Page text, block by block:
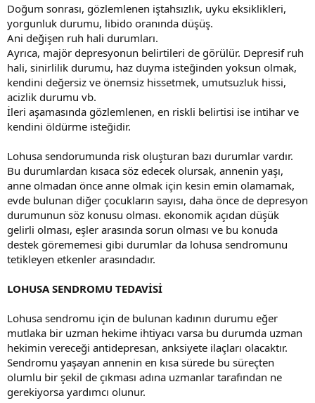
Doğum sonrası, gözlemlenen iştahsızlık, uyku eksiklikleri,
yorgunluk durumu, libido oranında düşüş.
Ani değişen ruh hali durumları.
Ayrıca, majör depresyonun belirtileri de görülür. Depresif ruh
hali, sinirlilik durumu, haz duyma isteğinden yoksun olmak,
kendini değersiz ve önemsiz hissetmek, umutsuzluk hissi,
acizlik durumu vb.
İleri aşamasında gözlemlenen, en riskli belirtisi ise intihar ve
kendini öldürme isteğidir.
Lohusa sendorumunda risk oluşturan bazı durumlar vardır.
Bu durumlardan kısaca söz edecek olursak, annenin yaşı,
anne olmadan önce anne olmak için kesin emin olamamak,
evde bulunan diğer çocukların sayısı, daha önce de depresyon
durumunun söz konusu olması. ekonomik açıdan düşük
gelirli olması, eşler arasında sorun olması ve bu konuda
destek görememesi gibi durumlar da lohusa sendromunu
tetikleyen etkenler arasındadır.
LOHUSA SENDROMU TEDAVİSİ
Lohusa sendromu için de bulunan kadının durumu eğer
mutlaka bir uzman hekime ihtiyacı varsa bu durumda uzman
hekimin vereceği antidepresan, anksiyete ilaçları olacaktır.
Sendromu yaşayan annenin en kısa sürede bu süreçten
olumlu bir şekil de çıkması adına uzmanlar tarafından ne
gerekiyorsa yardımcı olunur.